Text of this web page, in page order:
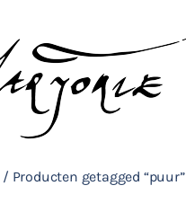
/ Producten getagged “puur”